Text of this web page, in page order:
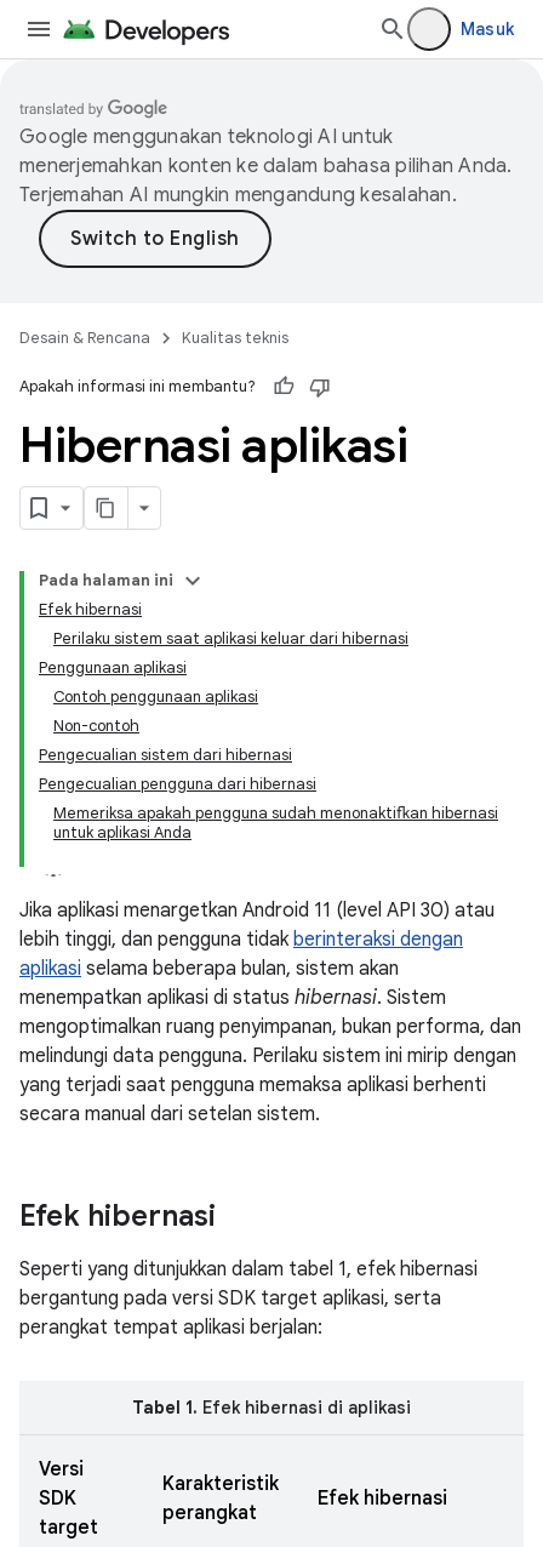
Masuk
Google menggunakan teknologi AI untuk
menerjemahkan konten ke dalam bahasa pilihan Anda.
Terjemahan AI mungkin mengandung kesalahan.
Desain & Rencana Kualitas teknis
Apakah informasi ini membantu?
Hibernasi aplikasi
Pada halaman ini
Efek hibernasi
Perilaku sistem saat aplikasi keluar dari hibernasi
Penggunaan aplikasi
Contoh penggunaan aplikasi
Non-contoh
Pengecualian sistem dari hibernasi
Pengecualian pengguna dari hibernasi
Memeriksa apakah pengguna sudah menonaktifkan hibernasi
untuk aplikasi Anda
Jika aplikasi menargetkan Android 11 (level API 30) atau
lebih tinggi, dan pengguna tidak berinteraksi dengan
aplikasi selama beberapa bulan, sistem akan
menempatkan aplikasi di status hibernasi. Sistem
mengoptimalkan ruang penyimpanan, bukan performa, dan
melindungi data pengguna. Perilaku sistem ini mirip dengan
yang terjadi saat pengguna memaksa aplikasi berhenti
secara manual dari setelan sistem.
Efek hibernasi
Seperti yang ditunjukkan dalam tabel 1, efek hibernasi
bergantung pada versi SDK target aplikasi, serta
perangkat tempat aplikasi berjalan:
Tabel 1. Efek hibernasi di aplikasi
Versi
SDK
target
Karakteristik
perangkat
Efek hibernasi